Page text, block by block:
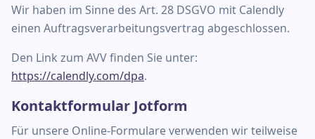
Wir haben im Sinne des Art. 28 DSGVO mit Calendly
einen Auftragsverarbeitungsvertrag abgeschlossen.
Den Link zum AVV finden Sie unter:
https://calendly.com/dpa.
Kontaktformular Jotform
Für unsere Online-Formulare verwenden wir teilweise